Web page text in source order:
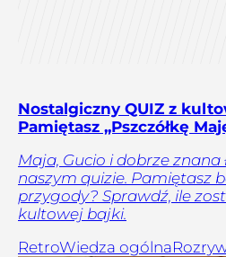
Nostalgiczny QUIZ z
Pamiętasz „Pszczółkę
Maja, Gucio i dobrze znana
naszym quizie. Pamiętasz
przygody? Sprawdź, ile
kultowej bajki.
RetroWiedza ogólna